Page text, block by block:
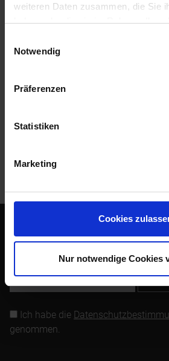
weiteren Daten zusammen, die Sie
haben oder die sie im Rahmen Ihrer
Cookies, wenn Sie unsere
Notwendig
Präferenzen
Statistiken
Marketing
Cookies
Nur notwendige Cookies
Merken Bewerten
Neuer Altbestand. Original BMW
Bewertungen
Abonnieren Sie den kostenlosen
Ich habe die
genommen.